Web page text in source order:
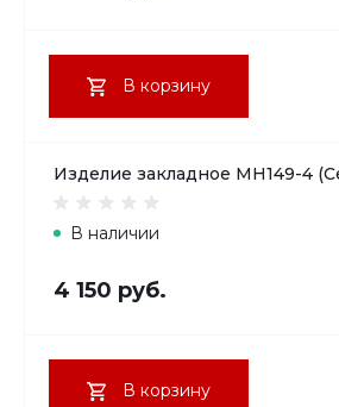
В корзину
Изделие закладное МН149-4
В наличии
4 150 руб.
В корзину